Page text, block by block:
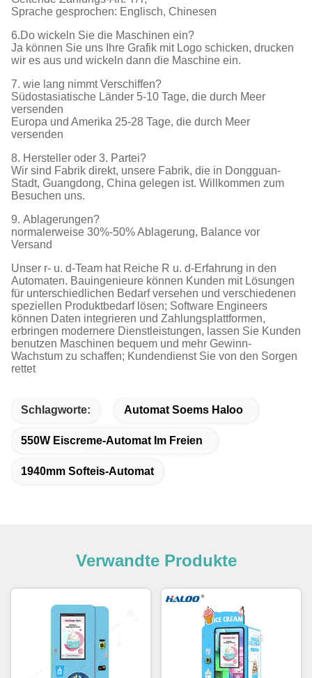
Sprache gesprochen: Englisch, Chinesen
6.Do wickeln Sie die Maschinen ein?
Ja können Sie uns Ihre Grafik mit Logo schicken, drucken
wir es aus und wickeln dann die Maschine ein.
7. wie lang nimmt Verschiffen?
Südostasiatische Länder 5-10 Tage, die durch Meer
versenden
Europa und Amerika 25-28 Tage, die durch Meer
versenden
8. Hersteller oder 3. Partei?
Wir sind Fabrik direkt, unsere Fabrik, die in Dongguan-
Stadt, Guangdong, China gelegen ist. Willkommen zum
Besuchen uns.
9. Ablagerungen?
normalerweise 30%-50% Ablagerung, Balance vor
Versand
Unser r- u. d-Team hat Reiche R u. d-Erfahrung in den
Automaten. Bauingenieure können Kunden mit Lösungen
für unterschiedlichen Bedarf versehen und verschiedenen
speziellen Produktbedarf lösen; Software Engineers
können Daten integrieren und Zahlungsplattformen,
erbringen modernere Dienstleistungen, lassen Sie Kunden
benutzen Maschinen bequem und mehr Gewinn-
Wachstum zu schaffen; Kundendienst Sie von den Sorgen
rettet
Schlagworte: Automat Soems Haloo
550W Eiscreme-Automat Im Freien
1940mm Softeis-Automat
Verwandte Produkte